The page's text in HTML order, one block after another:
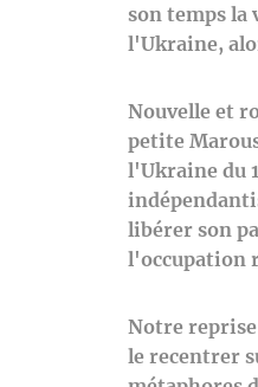
son temps la
l'Ukraine,
Nouvelle et
petite
l'Ukraine du
libérer son
l'occupation
Notre
le recentrer